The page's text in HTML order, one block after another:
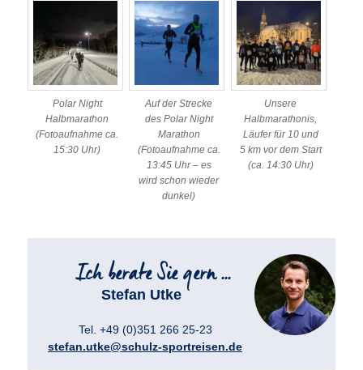
Polar Night
Halbmarathon
(Fotoaufnahme ca.
15:30 Uhr)
Auf der Strecke
des Polar Night
Marathon
(Fotoaufnahme ca.
13:45 Uhr – es
wird schon wieder
dunkel)
Unsere
Halbmarathonis,
Läufer für 10 und
5 km vor dem Start
(ca. 14:30 Uhr)
Stefan Utke
Tel. +49 (0)351 266 25-23
stefan.utke@schulz-sportreisen.de